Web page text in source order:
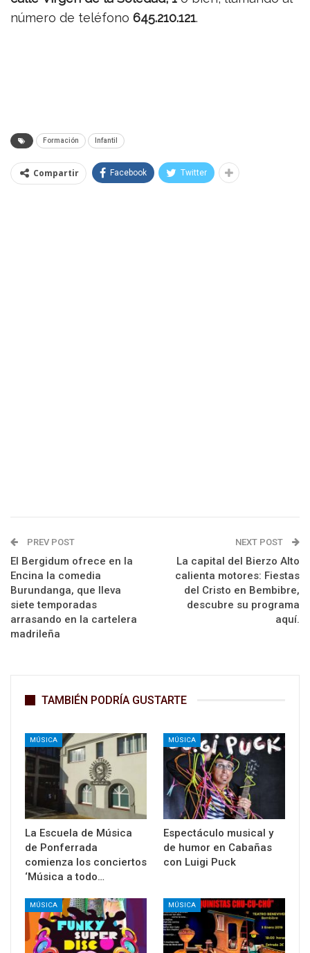
número de teléfono 645.210.121.
Formación Infantil
Compartir Facebook Twitter
PREV POST
El Bergidum ofrece en la
Encina la comedia
Burundanga, que lleva
siete temporadas
arrasando en la cartelera
madrileña
NEXT POST
La capital del Bierzo Alto
calienta motores: Fiestas
del Cristo en Bembibre,
descubre su programa
aquí.
TAMBIÉN PODRÍA GUSTARTE
MÚSICA
La Escuela de Música
de Ponferrada
comienza los conciertos
‘Música a todo…
MÚSICA
Espectáculo musical y
de humor en Cabañas
con Luigi Puck
MÚSICA MÚSICA